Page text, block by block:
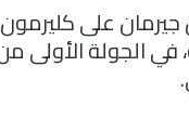
جيرمان على
في الجولة الأولى